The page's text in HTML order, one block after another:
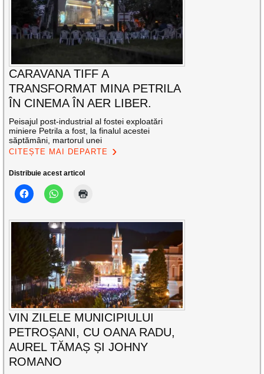
CARAVANA TIFF A
TRANSFORMAT MINA PETRILA
ÎN CINEMA ÎN AER LIBER.
Peisajul post-industrial al fostei exploatări
miniere Petrila a fost, la finalul acestei
săptămâni, martorul unei
CITEȘTE MAI DEPARTE
Distribuie acest articol
VIN ZILELE MUNICIPIULUI
PETROȘANI, CU OANA RADU,
AUREL TĂMAȘ ȘI JOHNY
ROMANO